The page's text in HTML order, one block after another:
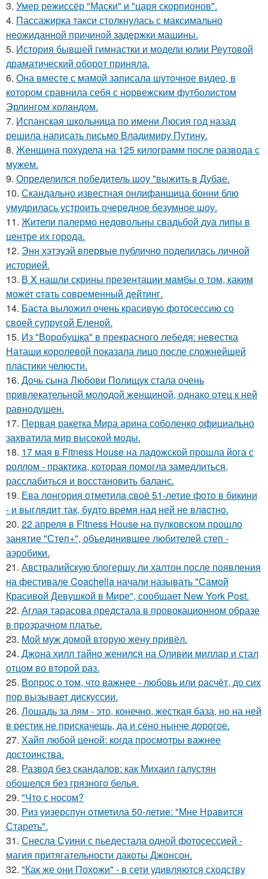
3. Умер режиссёр "Маски" и "царя скорпионов".
4. Пассажирка такси столкнулась с максимально
неожиданной причиной задержки машины.
5. История бывшей гимнастки и модели юлии Реутовой
драматический оборот приняла.
6. Она вместе с мамой записала шуточное видео, в
котором сравнила себя с норвежским футболистом
Эрлингом холандом.
7. Испанская школьница по имени Люсия год назад
решила написать письмо Владимиру Путину.
8. Женщина похудела на 125 килограмм после развода с
мужем.
9. Определился победитель шоу "выжить в Дубае.
10. Скандально известная онлифанщица бонни блю
умудрилась устроить очередное безумное шоу.
11. Жители палермо недовольны свадьбой дуа липы в
центре их города.
12. Энн хэтэуэй впервые публично поделилась личной
историей.
13. В X нашли скрины презентации мaмбы о том, каким
может cтaть совpеменный дейтинг.
14. Баста выложил очень красивую фотосессию со
своей супругой Еленой.
15. Из "Воробушка" в прекрасного лебедя: невестка
Наташи королевой показала лицо после сложнейшей
пластики челюсти.
16. Дочь сына Любови Полищук стала очень
привлекательной молодой женщиной, однако отец к ней
равнодушен.
17. Первая ракетка Мира арина соболенко официально
захватила мир высокой моды.
18. 17 мая в Fitness House на ладожской прошла йога с
роллом - практика, которая помогла замедлиться,
расслабиться и восстановить баланс.
19. Ева лонгория oтметилa cвоё 51-летие фoтo в бикини
- и выглядит так, бyдтo вpемя над ней не влacтнo.
20. 22 апреля в Fitness House на пулковском прошло
занятие "Степ+", объединившее любителей степ -
аэробики.
21. Австралийскую блогершу ли халтон после появления
на фестивале Coachella начали называть "Самой
Красивой Девушкой в Мире", сообщает New York Post.
22. Аглая тарасова предстала в провокационном образе
в прозрачном платье.
23. Мой муж домой вторую жену привёл.
24. Джона хилл тайно женился на Оливии миллар и стал
отцом во второй раз.
25. Вопрос о том, что важнее - любовь или расчёт, до сих
пор вызывает дискуссии.
26. Лошадь за лям - это, конечно, жесткая база, но на ней
в рестик не прискачешь, да и сено нынче дорогое.
27. Хайп любой ценой: когда просмотры важнее
достоинства.
28. Развод без скандалов: как Михаил галустян
обошелся без грязного белья.
29. "Что с носом?
30. Риз уизерспун отметила 50-летие: "Мне Нравится
Стареть".
31. Снесла Суини с пьедестала одной фотосессией -
магия притягательности дакоты Джонсон.
32. "Как же они Похожи" - в сети удивляются сходству